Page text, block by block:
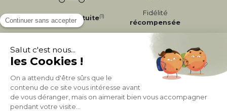
LivraisonGratuite(1)
Fidélité
récompensée
Expéditionen
24/72h
Appel gratuit
0 20 88 04 14